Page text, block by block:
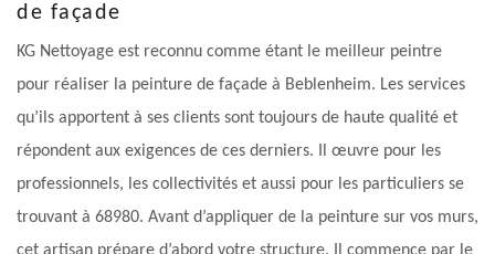
de façade
KG Nettoyage est reconnu comme étant le meilleur peintre
pour réaliser la peinture de façade à Beblenheim. Les services
qu’ils apportent à ses clients sont toujours de haute qualité et
répondent aux exigences de ces derniers. Il œuvre pour les
professionnels, les collectivités et aussi pour les particuliers se
trouvant à 68980. Avant d’appliquer de la peinture sur vos murs,